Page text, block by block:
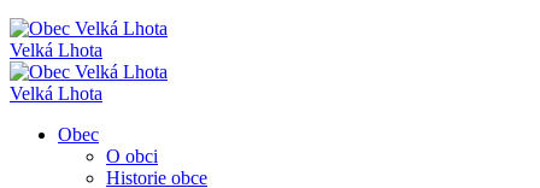
Velká Lhota
Velká Lhota
Obec
O obci
Historie obce